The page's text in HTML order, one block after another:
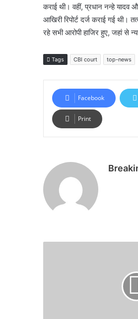
कराई थी। वहीं, प्रधान नन्हे यादव
आखिरी रिपोर्ट दर्ज कराई गई
रहे सभी आरोपी हाजिर हुए, जहां से
Tags CBI court top-news
Facebook
Print